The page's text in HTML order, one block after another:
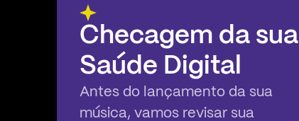
Checagem da sua
Saúde Digital
Antes do lançamento da sua
música, vamos revisar sua